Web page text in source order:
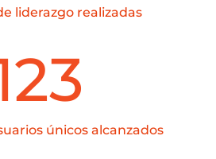
liderazgo realizadas
únicos alcanzados